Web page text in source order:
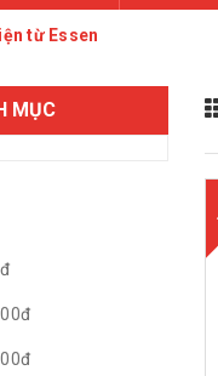
từ Essen
MỤC